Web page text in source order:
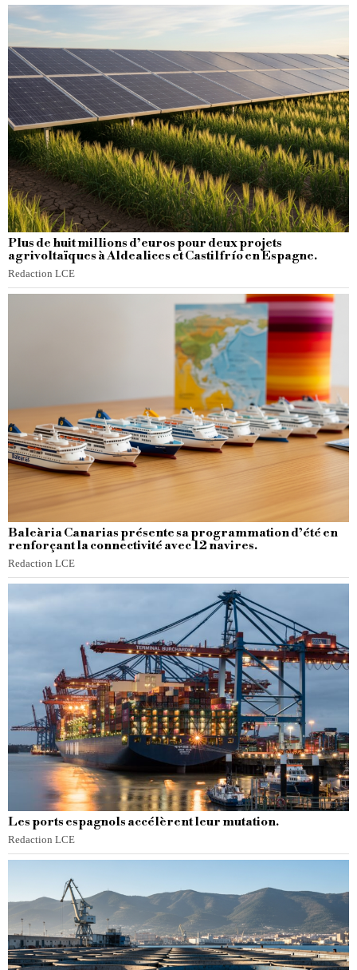
Plus de huit millions d’euros pour deux projets
agrivoltaïques à Aldealices et Castilfrío en Espagne.
Redaction LCE
Baleària Canarias présente sa programmation d’été en
renforçant la connectivité avec 12 navires.
Redaction LCE
Les ports espagnols accélèrent leur mutation.
Redaction LCE